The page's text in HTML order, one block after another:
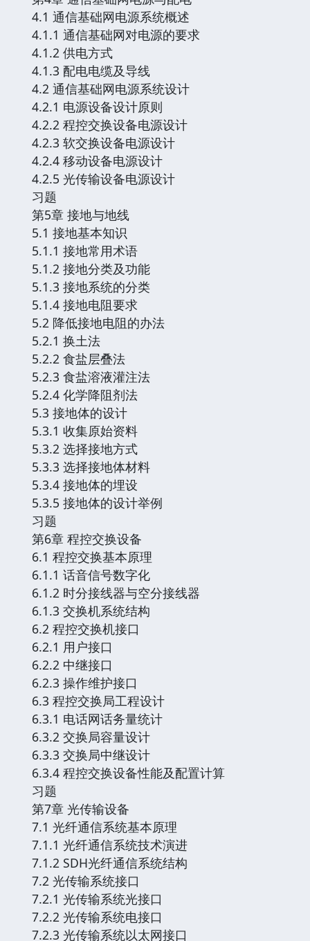
4.1 通信基础网电源系统概述
4.1.1 通信基础网对电源的要求
4.1.2 供电方式
4.1.3 配电电缆及导线
4.2 通信基础网电源系统设计
4.2.1 电源设备设计原则
4.2.2 程控交换设备电源设计
4.2.3 软交换设备电源设计
4.2.4 移动设备电源设计
4.2.5 光传输设备电源设计
习题
第5章 接地与地线
5.1 接地基本知识
5.1.1 接地常用术语
5.1.2 接地分类及功能
5.1.3 接地系统的分类
5.1.4 接地电阻要求
5.2 降低接地电阻的办法
5.2.1 换土法
5.2.2 食盐层叠法
5.2.3 食盐溶液灌注法
5.2.4 化学降阻剂法
5.3 接地体的设计
5.3.1 收集原始资料
5.3.2 选择接地方式
5.3.3 选择接地体材料
5.3.4 接地体的埋设
5.3.5 接地体的设计举例
习题
第6章 程控交换设备
6.1 程控交换基本原理
6.1.1 话音信号数字化
6.1.2 时分接线器与空分接线器
6.1.3 交换机系统结构
6.2 程控交换机接口
6.2.1 用户接口
6.2.2 中继接口
6.2.3 操作维护接口
6.3 程控交换局工程设计
6.3.1 电话网话务量统计
6.3.2 交换局容量设计
6.3.3 交换局中继设计
6.3.4 程控交换设备性能及配置计算
习题
第7章 光传输设备
7.1 光纤通信系统基本原理
7.1.1 光纤通信系统技术演进
7.1.2 SDH光纤通信系统结构
7.2 光传输系统接口
7.2.1 光传输系统光接口
7.2.2 光传输系统电接口
7.2.3 光传输系统以太网接口